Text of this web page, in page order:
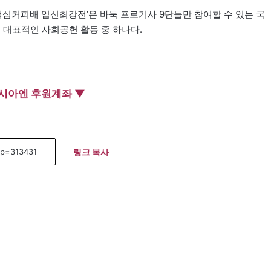
커피배 입신최강전’은 바둑 프로기사 9단들만 참여할 수 있는 국
표적인 사회공헌 활동 중 하나다.
아엔 후원계좌 ▼
링크 복사